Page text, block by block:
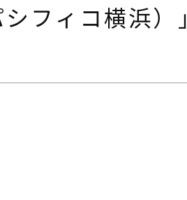
フィコ横浜）」